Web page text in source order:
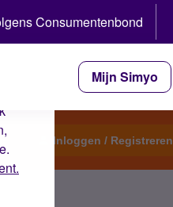
Consumentenbond
Mijn Simyo
Inloggen / Registreren